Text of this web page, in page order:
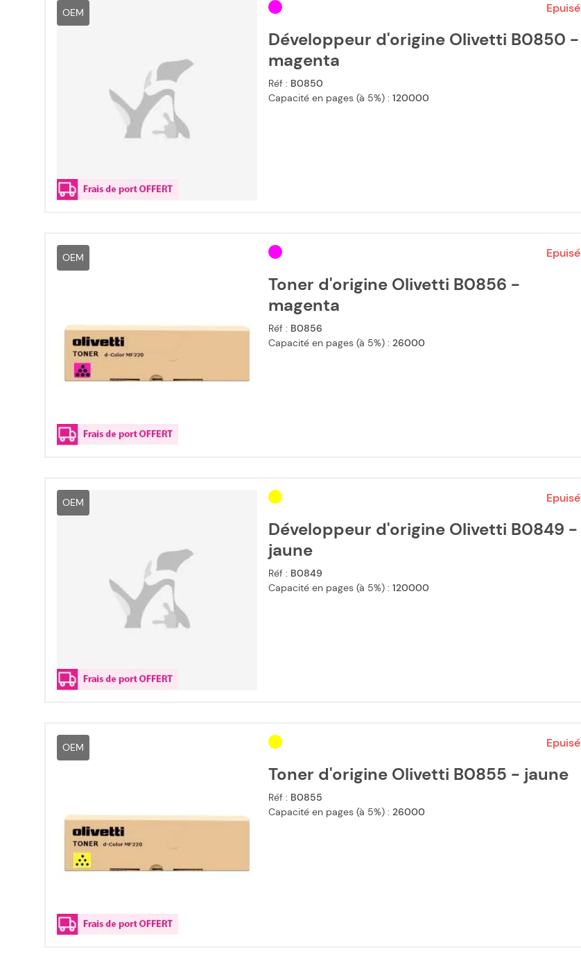
OEM Epuisé
Développeur d'origine Olivetti B0850 -
magenta
Réf : B0850
Capacité en pages (à 5%) : 120000
OEM Epuisé
Toner d'origine Olivetti B0856 -
magenta
Réf : B0856
Capacité en pages (à 5%) : 26000
OEM Epuisé
Développeur d'origine Olivetti B0849 -
jaune
Réf : B0849
Capacité en pages (à 5%) : 120000
OEM Epuisé
Toner d'origine Olivetti B0855 - jaune
Réf : B0855
Capacité en pages (à 5%) : 26000